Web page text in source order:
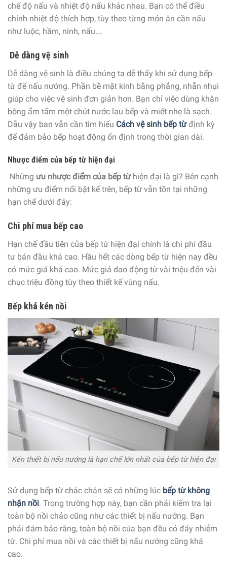
chế độ nấu và nhiệt độ nấu khác nhau. Bạn có thể điều
chỉnh nhiệt độ thích hợp, tùy theo từng món ăn cần nấu
như luộc, hầm, ninh, nấu….
Dễ dàng vệ sinh
Dễ dàng vệ sinh là điều chúng ta dễ thấy khi sử dụng bếp
từ để nấu nướng. Phần bề mặt kính bằng phẳng, nhẵn nhụi
giúp cho việc vệ sinh đơn giản hơn. Bạn chỉ việc dùng khăn
bông ẩm tẩm một chút nước lau bếp và miết nhẹ là sạch.
Dẫu vậy ban vẫn cần tìm hiểu Cách vệ sinh bếp từđịnh kỳ
để đảm bảo bếp hoạt động ổn định trong thời gian dài.
Nhược điểm của bếp từ hiện đại
Những ưu nhược điểm của bếp từhiện đại là gì? Bên cạnh
những ưu điểm nổi bật kể trên, bếp từ vẫn tồn tại những
hạn chế dưới đây:
Chi phí mua bếp cao
Hạn chế đầu tiên của bếp từ hiện đại chính là chi phí đầu
tư bán đầu khá cao. Hầu hết các dòng bếp từ hiện nay đều
có mức giá khá cao. Mức giá dao động từ vài triệu đến vài
chục triệu đồng tùy theo thiết kế vùng nấu.
Bếp khá kén nồi
Kén thiết bị nấu nướng là hạn chế lớn nhất của bếp từ hiện đại
Sử dụng bếp từ chắc chắn sẽ có những lúc bếp từ không
nhận nồi. Trong trường hợp này, bạn cần phải kiểm tra lại
toàn bộ nồi chảo cũng như các thiết bị nấu nướng. Bạn
phải đảm bảo rằng, toàn bộ nồi của bạn đều có đáy nhiễm
từ. Chi phí mua nồi và các thiết bị nấu nướng cũng khá
cao.